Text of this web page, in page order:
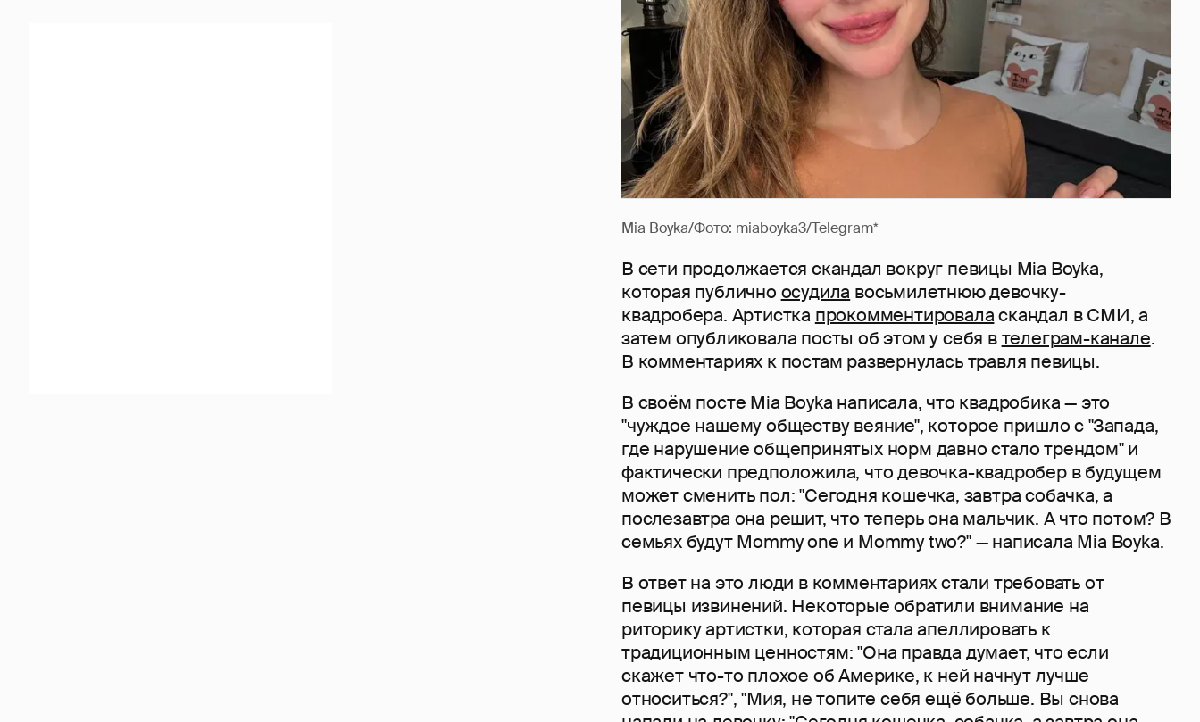
Mia Boyka/Фото: miaboyka3/Telegram*
В сети продолжается скандал вокруг певицы Mia Boyka,
которая публично осудила восьмилетнюю девочку-
квадробера. Артистка прокомментироваласкандал в СМИ, а
затем опубликовала посты об этом у себя втелеграм-канале.
В комментариях к постам развернулась травля певицы.
В своём посте Mia Boyka написала, что квадробика — это
"чуждое нашему обществу веяние", которое пришло с "Запада,
где нарушение общепринятых норм давно стало трендом" и
фактически предположила, что девочка-квадробер в будущем
может сменить пол: "Сегодня кошечка, завтра собачка, а
послезавтра она решит, что теперь она мальчик. А что потом? В
семьях будут Mommy one и Mommy two?" — написала Mia Boyka.
В ответ на это люди в комментариях стали требовать от
певицы извинений. Некоторые обратили внимание на
риторику артистки, которая стала апеллировать к
традиционным ценностям: "Она правда думает, что если
скажет что-то плохое об Америке, к ней начнут лучше
относиться?", "Мия, не топите себя ещё больше. Вы снова